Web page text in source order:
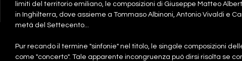
limiti del territorio emiliano, le composizioni di Giuseppe Matteo
in Inghilterra, dove assieme a Tommaso Albinoni, Antonio Vivaldi e
metà del Settecento...
Pur recando il termine "sinfonie" nel titolo, le singole composizioni
come "concerto". Tale apparente incongruenza può dirsi risolta se